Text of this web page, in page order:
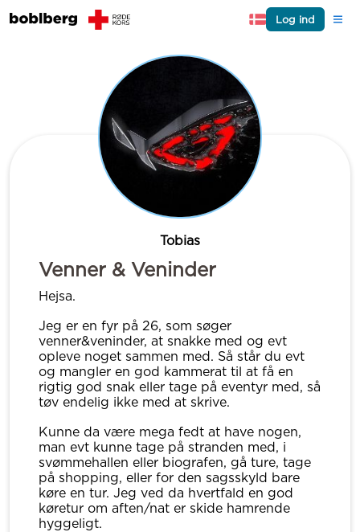
Log ind
Tobias
Venner & Veninder
Hejsa.
Jeg er en fyr på 26, som søger
venner&veninder, at snakke med og evt
opleve noget sammen med. Så står du evt
og mangler en god kammerat til at få en
rigtig god snak eller tage på eventyr med, så
tøv endelig ikke med at skrive.
Kunne da være mega fedt at have nogen,
man evt kunne tage på stranden med, i
svømmehallen eller biografen, gå ture, tage
på shopping, eller for den sagsskyld bare
køre en tur. Jeg ved da hvertfald en god
køretur om aften/nat er skide hamrende
hyggeligt.